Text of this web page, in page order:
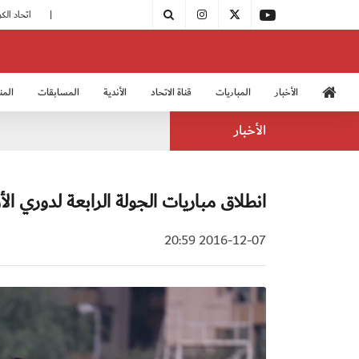
مودرن سبورت يُتوج بطلًا لدوري الدرجة الثالثة
الأخبار المباريات قناة الاتحاد الأندية المسابقات
الأخبار
انطلاق مباريات الجولة الرابعة لدوري
2016-12-07 20:59